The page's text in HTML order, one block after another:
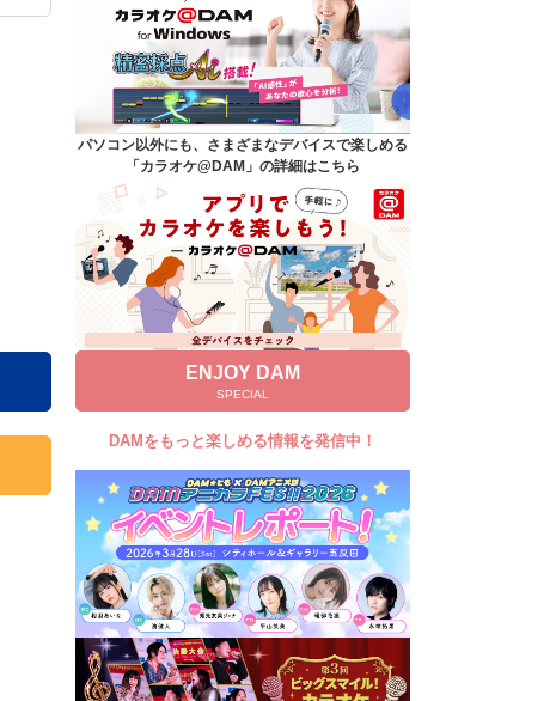
カラオケ＠DAM
ユーザー検索
キャンペーン
よくあるご質問
DAMの新曲・ランキングなど
カラオケ最新情報をチェック！
自宅でカラオケ歌い放題！
家族や友達と一緒に！練習にも！
パソコン以外にも、さまざまなデバイスで楽しめる
「カラオケ@DAM」の詳細はこちら
ENJOY DAM
SPECIAL
DAMをもっと楽しめる情報を発信中！